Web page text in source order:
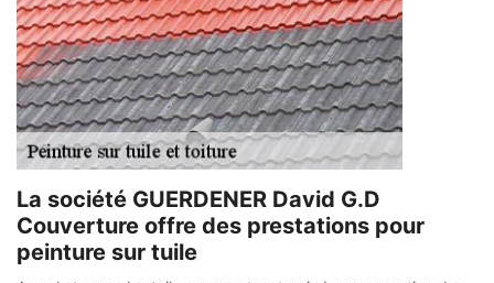
La société GUERDENER David G.D
Couverture offre des prestations pour
peinture sur tuile